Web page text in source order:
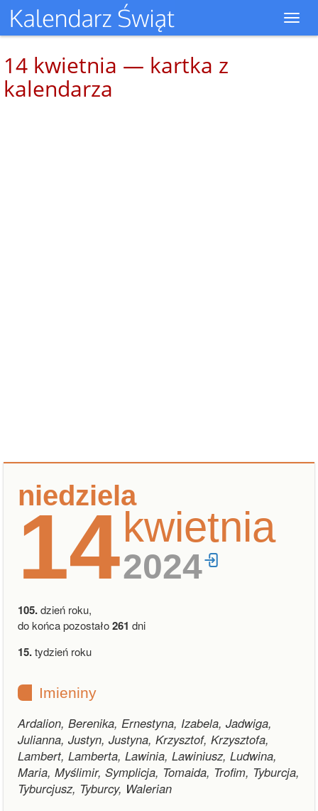
14 kwietnia — kartka z
kalendarza
niedziela
14kwietnia
2024
105.dzień roku,
do końca pozostało261 dni
15.tydzień roku
Imieniny
Ardalion, Berenika, Ernestyna, Izabela, Jadwiga,
Julianna, Justyn, Justyna, Krzysztof, Krzysztofa,
Lambert, Lamberta, Lawinia, Lawiniusz, Ludwina,
Maria, Myślimir, Symplicja, Tomaida, Trofim, Tyburcja,
Tyburcjusz, Tyburcy, Walerian